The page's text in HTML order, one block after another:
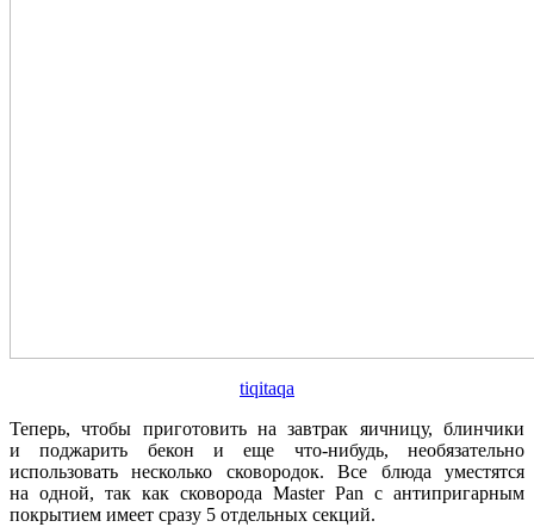
tiqitaqa
Теперь, чтобы приготовить на завтрак яичницу, блинчики
и поджарить бекон и еще что-нибудь, необязательно
использовать несколько сковородок. Все блюда уместятся
на одной, так как сковорода Master Pan с антипригарным
покрытием имеет сразу 5 отдельных секций.